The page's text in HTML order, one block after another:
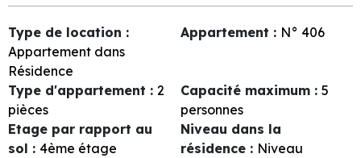
Type de location :
Appartement dans
Résidence
Appartement : N° 406
Type d'appartement : 2
pièces
Capacité maximum : 5
personnes
Etage par rapport au
sol : 4ème étage
Niveau dans la
résidence : Niveau